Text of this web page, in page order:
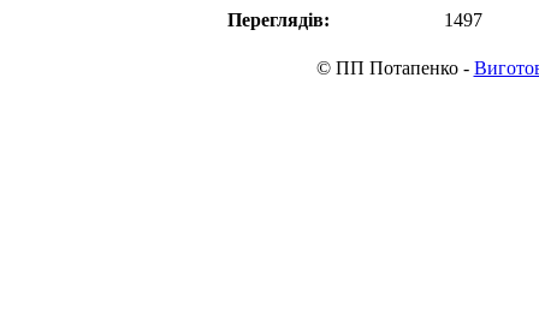
Переглядів:
1497
© ПП Потапенко -